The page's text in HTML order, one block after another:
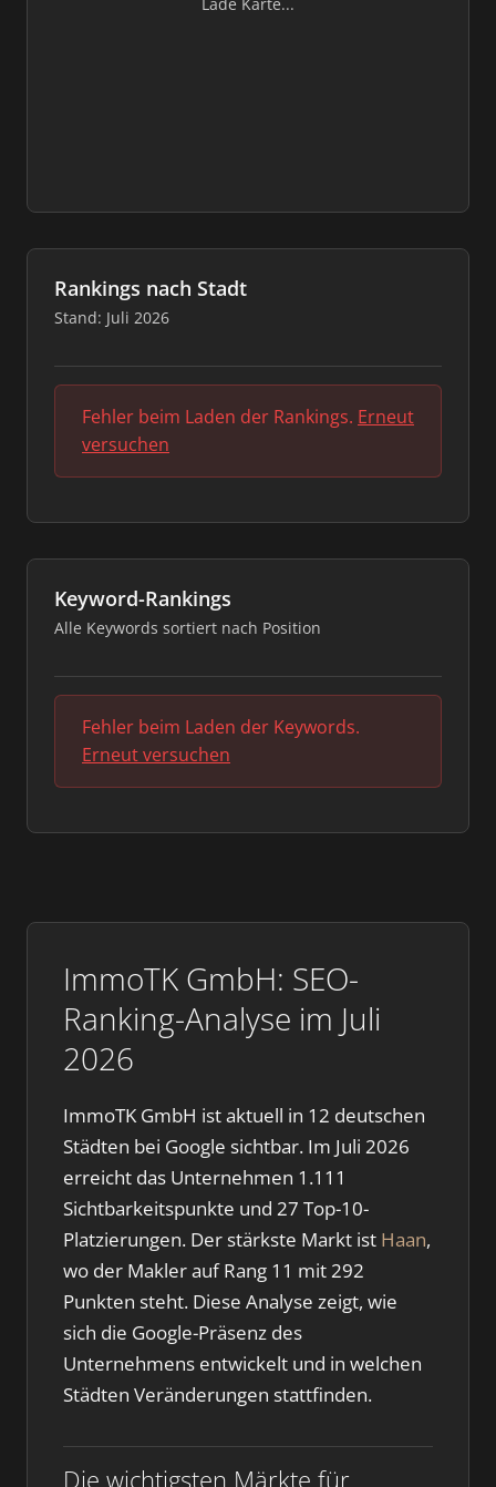
ImmoTK GmbH: SEO-
Ranking-Analyse im Juli
2026
ImmoTK GmbH ist aktuell in 12 deutschen
Städten bei Google sichtbar. Im Juli 2026
erreicht das Unternehmen 1.111
Sichtbarkeitspunkte und 27 Top-10-
Platzierungen. Der stärkste Markt ist Haan,
wo der Makler auf Rang 11 mit 292
Punkten steht. Diese Analyse zeigt, wie
sich die Google-Präsenz des
Unternehmens entwickelt und in welchen
Städten Veränderungen stattfinden.
Die wichtigsten Märkte für
Rankings nach Stadt
Stand: Juli 2026
Fehler beim Laden der Rankings. Erneut
versuchen
Keyword-Rankings
Alle Keywords sortiert nach Position
Fehler beim Laden der Keywords.
Erneut versuchen